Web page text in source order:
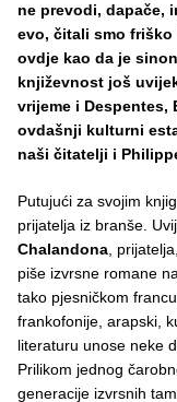
ne prevodi, dapače,
evo, čitali smo friško
ovdje kao da je
književnost još
vrijeme i Despentes,
ovdašnji kulturni
naši čitatelji i
Putujući za svojim
prijatelja iz branše.
Chalandona,
piše izvrsne romane
tako pjesničkom
frankofonije, arapski,
literaturu unose neke
Prilikom jednog
generacije izvrsnih